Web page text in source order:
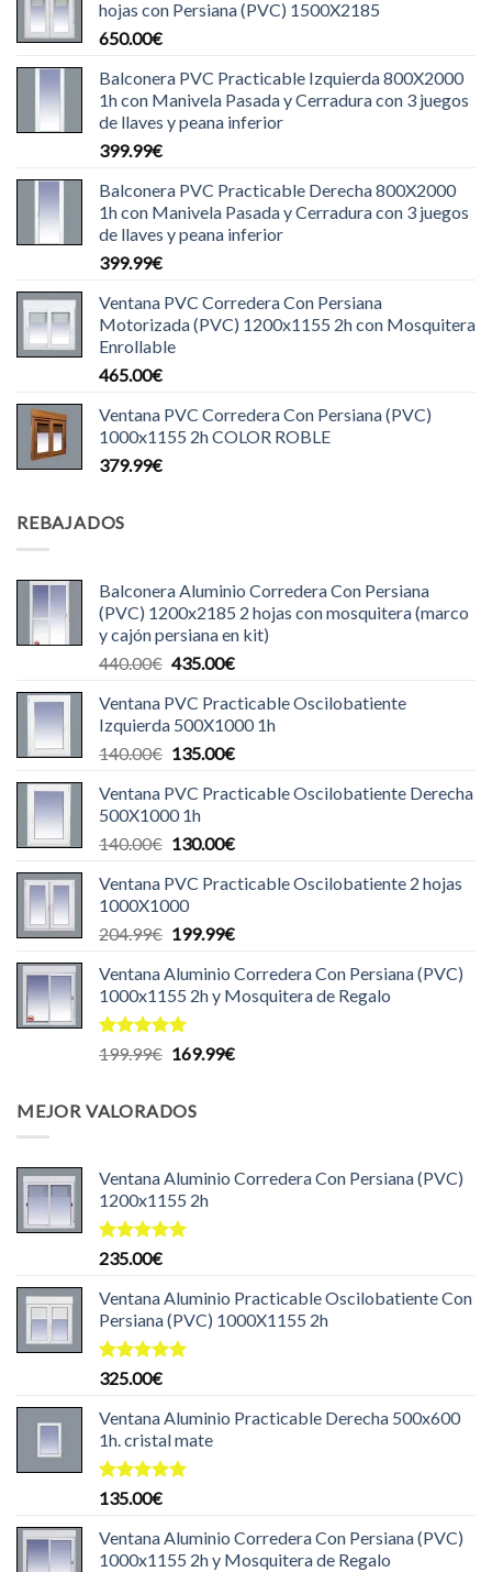
hojas con Persiana (PVC) 1500X2185
650.00€
Balconera PVC Practicable Izquierda 800X2000
1h con Manivela Pasada y Cerradura con 3 juegos
de llaves y peana inferior
399.99€
Balconera PVC Practicable Derecha 800X2000
1h con Manivela Pasada y Cerradura con 3 juegos
de llaves y peana inferior
399.99€
Ventana PVC Corredera Con Persiana
Motorizada (PVC) 1200x1155 2h con Mosquitera
Enrollable
465.00€
Ventana PVC Corredera Con Persiana (PVC)
1000x1155 2h COLOR ROBLE
379.99€
REBAJADOS
Balconera Aluminio Corredera Con Persiana
(PVC) 1200x2185 2 hojas con mosquitera (marco
y cajón persiana en kit)
440.00€ El
original
era:
440.00€.
435.00€El
actual
es:
435.00€.
Ventana PVC Practicable Oscilobatiente
Izquierda 500X1000 1h
140.00€ El
original
era:
140.00€.
135.00€El
actual
135.00€.
Ventana PVC Practicable Oscilobatiente Derecha
500X1000 1h
140.00€ El
original
era:
140.00€.
130.00€El
actual
130.00€.
Ventana PVC Practicable Oscilobatiente 2 hojas
1000X1000
204.99€ El
original
era:
204.99€.
199.99€El
actual
es:
Ventana Aluminio Corredera Con Persiana (PVC)
1000x1155 2h y Mosquitera de Regalo
Valorado
199.99€ El
era:
169.99€El
MEJOR VALORADOS
Ventana Aluminio Corredera Con Persiana (PVC)
1200x1155 2h
Valorado
de 5
235.00€
Ventana Aluminio Practicable Oscilobatiente Con
Persiana (PVC) 1000X1155 2h
Valorado
de 5
325.00€
Ventana Aluminio Practicable Derecha 500x600
1h. cristal mate
Valorado
de 5
135.00€
Ventana Aluminio Corredera Con Persiana (PVC)
1000x1155 2h y Mosquitera de Regalo